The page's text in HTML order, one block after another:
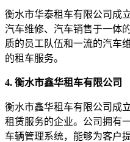
衡水市华泰租车有限公司成
汽车维修、汽车销售于一体
质的员工队伍和一流的汽车
的租车服务。
4. 衡水市鑫华租车有限公司
衡水市鑫华租车有限公司成
租赁服务的企业。公司拥有
车辆管理系统，能够为客户